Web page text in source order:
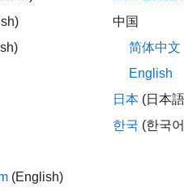
Service
(English)
中国
简体中文
English
日本 (日本
한국 (한국